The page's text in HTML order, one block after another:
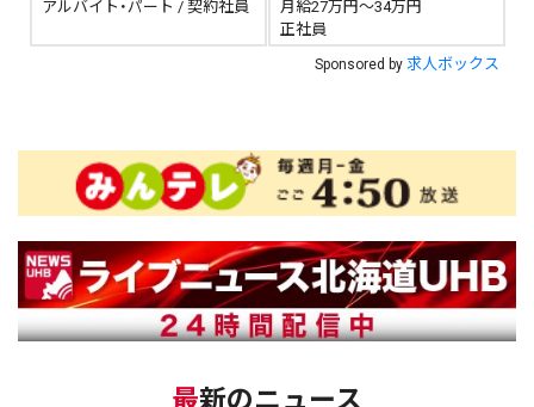
アルバイト・パート / 契約社員
月給27万円～34万円
正社員
Sponsored by 求人ボックス
最新のニュース